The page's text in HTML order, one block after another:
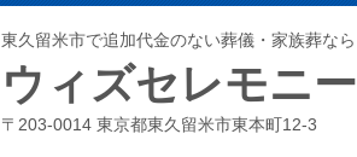
東久留米市で追加代金のない葬儀・家族葬なら
ウィズセレモニー
〒203-0014 東京都東久留米市東本町12-3